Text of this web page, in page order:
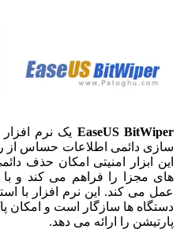
EaseUS BitWiper یک نرم
سازی دائمی اطلاعات حساس از
این ابزار امنیتی امکان حذف
های مجزا را فراهم می کند و با
عمل می کند. این نرم افزار با
دستگاه ها سازگار است و امکان
پارتیشن را ارائه می دهد.